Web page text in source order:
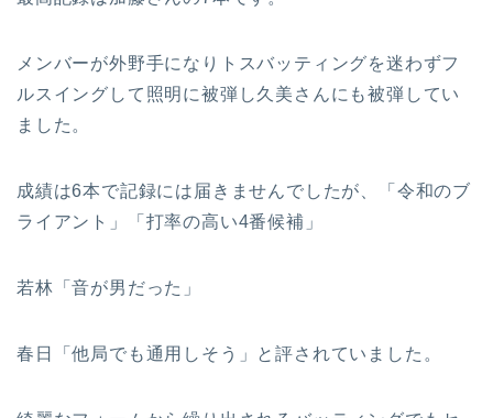
メンバーが外野手になりトスバッティングを迷わずフ
ルスイングして照明に被弾し久美さんにも被弾してい
ました。
成績は6本で記録には届きませんでしたが、「令和のブ
ライアント」「打率の高い4番候補」
若林「音が男だった」
春日「他局でも通用しそう」と評されていました。